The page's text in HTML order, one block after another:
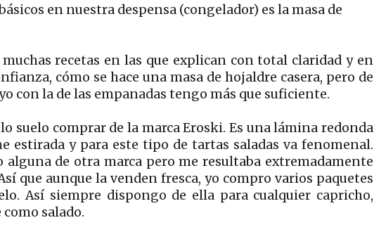
en nuestra despensa (congelador) es la masa de
muchas recetas en las que explican con total claridad y en
cómo se hace una masa de hojaldre casera, pero de
con la de las empanadas tengo más que suficiente.
suelo comprar de la marca Eroski. Es una lámina redonda
estirada y para este tipo de tartas saladas va fenomenal.
alguna de otra marca pero me resultaba extremadamente
que aunque la venden fresca, yo compro varios paquetes
Así siempre dispongo de ella para cualquier capricho,
salado.